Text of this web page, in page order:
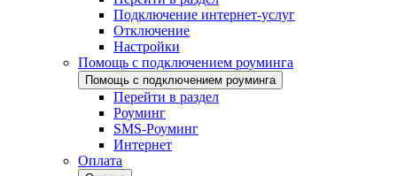
Подключение интернет-услуг
Отключение
Настройки
Помощь с подключением роуминга
Помощь с подключением роуминга
Перейти в раздел
Роуминг
SMS-Роуминг
Интернет
Оплата